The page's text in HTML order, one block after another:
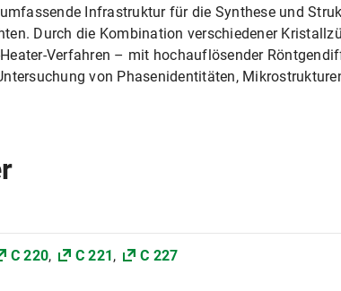
Infrastruktur für die Synthese und
Durch die Kombination verschiedener
Verfahren – mit hochauflösender
von Phasenidentitäten,
C 220, C 221, C 227